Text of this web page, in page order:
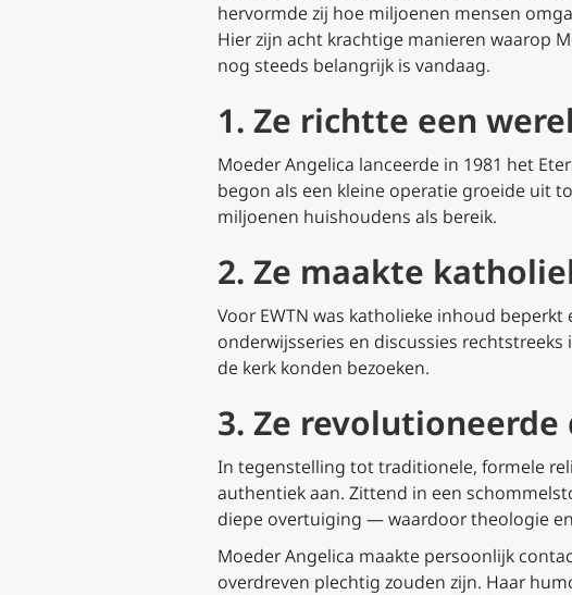
hervormde zij hoe miljoenen mensen
Hier zijn acht krachtige manieren waarop
nog steeds belangrijk is vandaag.
1. Ze richtte een
Moeder Angelica lanceerde in 1981 het
begon als een kleine operatie groeide uit
miljoenen huishoudens als bereik.
2. Ze maakte
Voor EWTN was katholieke inhoud
onderwijsseries en discussies
de kerk konden bezoeken.
3. Ze
In tegenstelling tot traditionele, formele
authentiek aan. Zittend in een
diepe overtuiging — waardoor theologie
Moeder Angelica maakte persoonlijk
overdreven plechtig zouden zijn. Haar